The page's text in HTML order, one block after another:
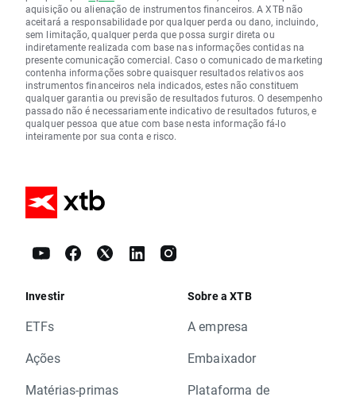
aquisição ou alienação de instrumentos financeiros. A XTB não
aceitará a responsabilidade por qualquer perda ou dano, incluindo,
sem limitação, qualquer perda que possa surgir direta ou
indiretamente realizada com base nas informações contidas na
presente comunicação comercial. Caso o comunicado de marketing
contenha informações sobre quaisquer resultados relativos aos
instrumentos financeiros nela indicados, estes não constituem
qualquer garantia ou previsão de resultados futuros. O desempenho
passado não é necessariamente indicativo de resultados futuros, e
qualquer pessoa que atue com base nesta informação fá-lo
inteiramente por sua conta e risco.
Investir
ETFs
Ações
Matérias-primas
Sobre a XTB
A empresa
Embaixador
Plataforma de